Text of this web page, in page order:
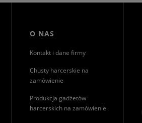
Cieszymy się, że zakup przeszedł
świetnym klientom. Dziękujemy raz
O NAS
Kontakt i dane firmy
Chusty harcerskie na
zamówienie
Produkcja gadżetów
harcerskich na zamówienie